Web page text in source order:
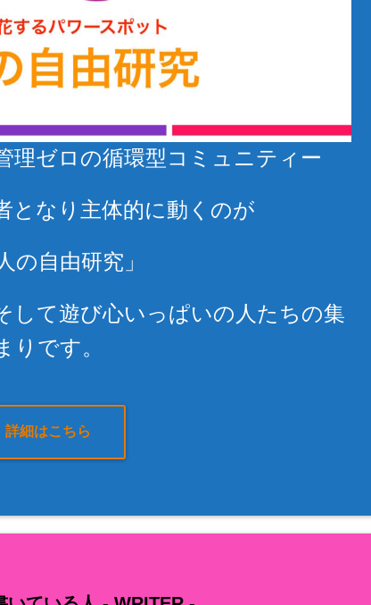
理ゼロの循環型コミュニティー
となり主体的に動くのが
の自由研究」
して遊び心いっぱいの人たちの集
りです。
詳細はこちら